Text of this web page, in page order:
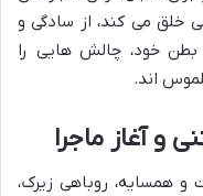
خلق می کند، از سادگی و
خود، چالش هایی را
اند.
آغاز ماجرا
همسایه، روباهی زیرک،